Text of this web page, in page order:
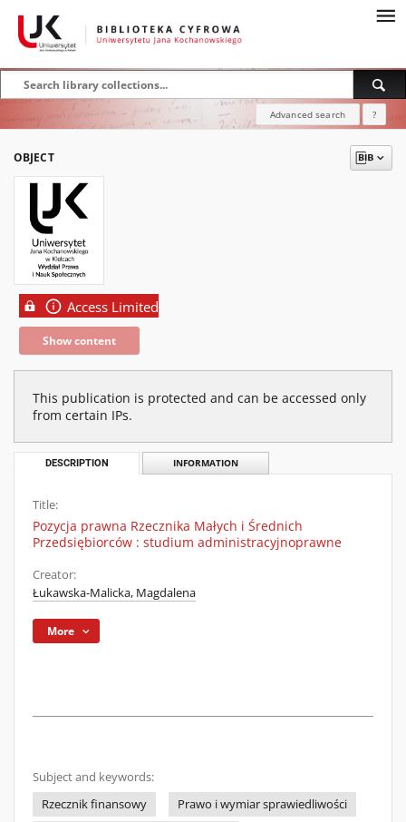
Advanced search ?
OBJECT
Access Limited
Show content
This publication is protected and can be accessed only
from certain IPs.
DESCRIPTION INFORMATION
Title:
Pozycja prawna Rzecznika Małych i Średnich
Przedsiębiorców : studium administracyjnoprawne
Creator:
Łukawska-Malicka, Magdalena
More
Subject and keywords:
Rzecznik finansowy
Prawo i wymiar sprawiedliwości